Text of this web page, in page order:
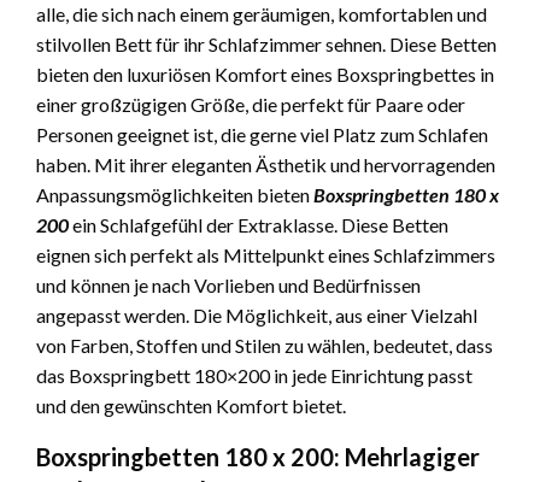
alle, die sich nach einem geräumigen, komfortablen und
stilvollen Bett für ihr Schlafzimmer sehnen. Diese Betten
bieten den luxuriösen Komfort eines Boxspringbettes in
einer großzügigen Größe, die perfekt für Paare oder
Personen geeignet ist, die gerne viel Platz zum Schlafen
haben. Mit ihrer eleganten Ästhetik und hervorragenden
Anpassungsmöglichkeiten bietenBoxspringbetten 180 x
200ein Schlafgefühl der Extraklasse. Diese Betten
eignen sich perfekt als Mittelpunkt eines Schlafzimmers
und können je nach Vorlieben und Bedürfnissen
angepasst werden. Die Möglichkeit, aus einer Vielzahl
von Farben, Stoffen und Stilen zu wählen, bedeutet, dass
das Boxspringbett 180×200 in jede Einrichtung passt
und den gewünschten Komfort bietet.
Boxspringbetten 180 x 200: Mehrlagiger